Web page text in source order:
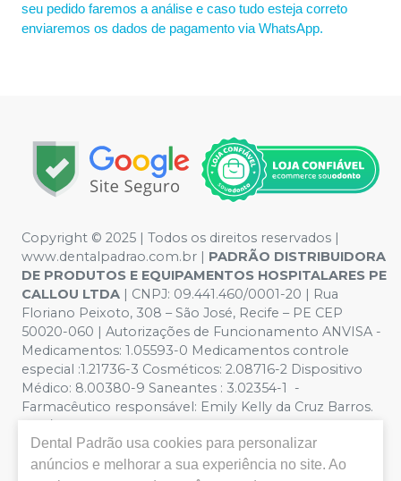
seu pedido faremos a análise e caso tudo esteja correto
enviaremos os dados de pagamento via WhatsApp.
Copyright © 2025 | Todos os direitos reservados |
www.dentalpadrao.com.br | PADRÃO DISTRIBUIDORA
DE PRODUTOS E EQUIPAMENTOS HOSPITALARES PE
CALLOU LTDA | CNPJ: 09.441.460/0001-20 | Rua
Floriano Peixoto, 308 – São José, Recife – PE CEP
50020-060 | Autorizações de Funcionamento ANVISA -
Medicamentos: 1.05593-0 Medicamentos controle
especial :1.21736-3 Cosméticos: 2.08716-2 Dispositivo
Médico: 8.00380-9 Saneantes : 3.02354-1 -
Farmacêutico responsável: Emily Kelly da Cruz Barros.
CRF/PE nº 10109 | Política de Privacidade e Segurança -
Fotos meramente ilustrativas - Os preços e condições
da loja virtual estão sujeitos a alterações. Em caso de
Dental Padrão usa cookies para personalizar
anúncios e melhorar a sua experiência no site. Ao